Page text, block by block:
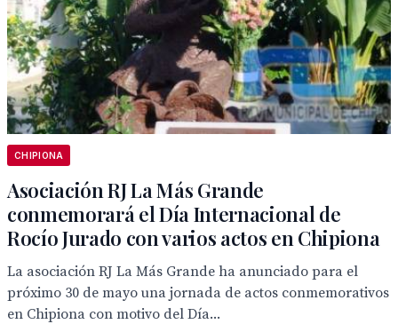
CHIPIONA
Asociación RJ La Más Grande
conmemorará el Día Internacional de
Rocío Jurado con varios actos en Chipiona
La asociación RJ La Más Grande ha anunciado para el
próximo 30 de mayo una jornada de actos conmemorativos
en Chipiona con motivo del Día...